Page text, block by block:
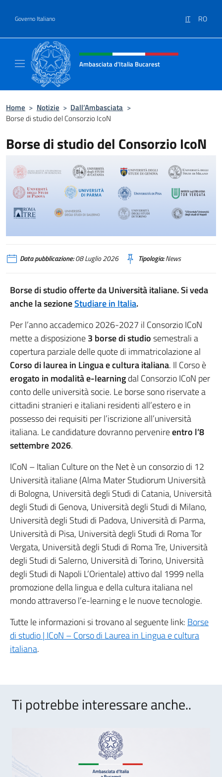
Governo Italiano IT RO
Intestazione sito, social e menù
Ambasciata d'Italia Bucarest
Home > Notizie > Dall’Ambasciata >
Borse di studio del Consorzio IcoN
Borse di studio del Consorzio IcoN
Data pubblicazione:08 Luglio 2026 Tipologia:News
Borse di studio offerte da Università italiane. Si veda
anche la sezioneStudiare in Italia.
Per l’anno accademico 2026-2027 il Consorzio ICoN
mette a disposizione3 borse di studiosemestrali a
copertura parziale delle quote di immatricolazione al
Corso di laurea in Lingua e cultura italiana. Il Corso è
erogato in modalità e-learningdal Consorzio ICoN per
conto delle università socie. Le borse sono riservate a
cittadini stranieri e italiani residenti all’estero e in
possesso dei requisiti per l’iscrizione all’università
italiana. Le candidature dovranno pervenireentro l’8
settembre 2026.
ICoN – Italian Culture on the Net è un consorzio di 12
Università italiane (Alma Mater Studiorum Università
di Bologna, Università degli Studi di Catania, Università
degli Studi di Genova, Università degli Studi di Milano,
Università degli Studi di Padova, Università di Parma,
Università di Pisa, Università degli Studi di Roma Tor
Vergata, Università degli Studi di Roma Tre, Università
degli Studi di Salerno, Università di Torino, Università
degli Studi di Napoli L’Orientale) attivo dal 1999 nella
promozione della lingua e della cultura italiana nel
mondo attraverso l’e-learning e le nuove tecnologie.
Tutte le informazioni si trovano al seguente link: Borse
di studio | ICoN – Corso di Laurea in Lingua e cultura
italiana.
Ti potrebbe interessare anche..